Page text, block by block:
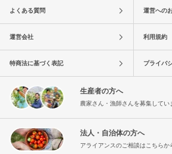
よくある質問 運営への
運営会社 利用規約
特商法に基づく表記 プライバ
生産者の方へ
農家さん・漁師さんを募集してい
法人・自治体の方へ
アライアンスのご相談はこちらか